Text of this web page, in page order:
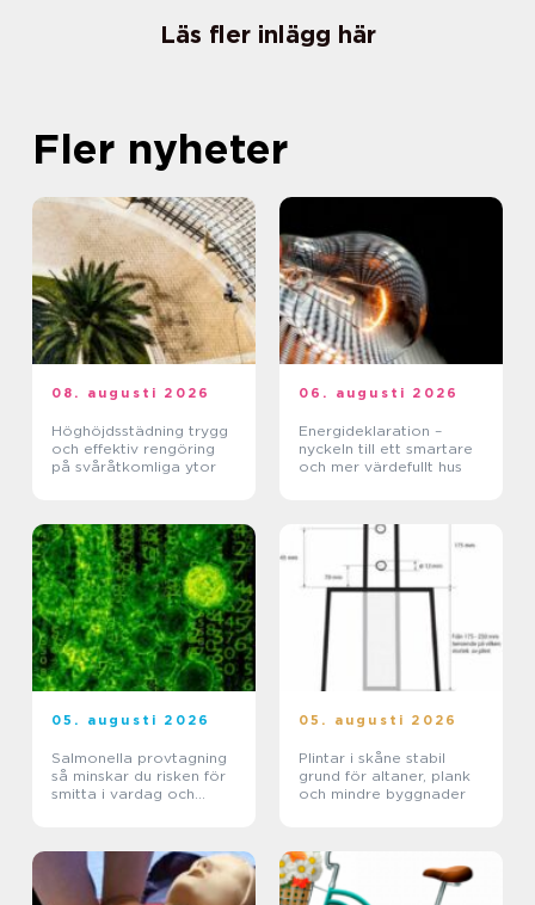
Läs fler inlägg här
Fler nyheter
08. augusti 2026
Höghöjdsstädning trygg
och effektiv rengöring
på svåråtkomliga ytor
06. augusti 2026
Energideklaration –
nyckeln till ett smartare
och mer värdefullt hus
05. augusti 2026
Salmonella provtagning
så minskar du risken för
smitta i vardag och
05. augusti 2026
Plintar i skåne stabil
grund för altaner, plank
och mindre byggnader